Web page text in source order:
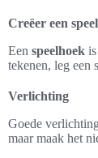
Creëer een
Een speelhoek
tekenen, leg een
Verlichting
Goede
maar maak het